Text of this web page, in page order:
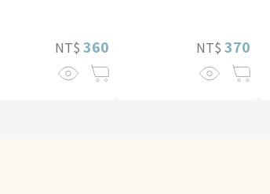
NT$ 360 NT$ 370